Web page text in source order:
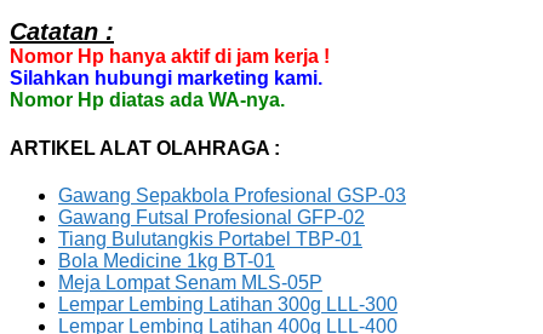
Catatan :
Nomor Hp hanya aktif di jam kerja !
Silahkan hubungi marketing kami.
Nomor Hp diatas ada WA-nya.
ARTIKEL ALAT OLAHRAGA :
Gawang Sepakbola Profesional GSP-03
Gawang Futsal Profesional GFP-02
Tiang Bulutangkis Portabel TBP-01
Bola Medicine 1kg BT-01
Meja Lompat Senam MLS-05P
Lempar Lembing Latihan 300g LLL-300
Lempar Lembing Latihan 400g LLL-400